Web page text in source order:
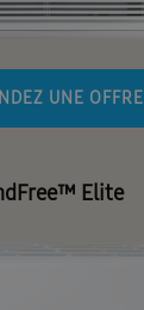
UNE OFFRE
Elite